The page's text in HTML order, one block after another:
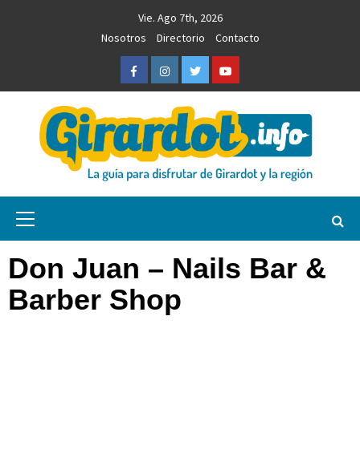
Vie. Ago 7th, 2026
Nosotros
Directorio Contacto
FacebookInstagramTwitterYoutube
Girardot.info
Don Juan – Nails Bar &
Barber Shop